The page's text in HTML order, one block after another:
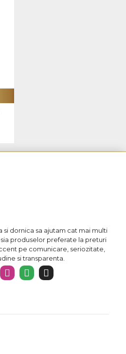
si dornica sa ajutam cat mai multi
produselor preferate la preturi
pe comunicare, seriozitate,
si transparenta.